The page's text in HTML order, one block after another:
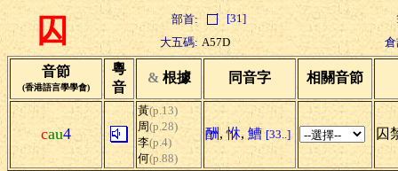
囚 部首: [31]
大五碼: A57D
音節
(香港語言學學會)
粵
音
& 根據 同音字 相關音節
cau4
黃(p.13)
周(p.28)
李(p.4)
何(p.88)
酬,恘, 鰽 [33..] 囚